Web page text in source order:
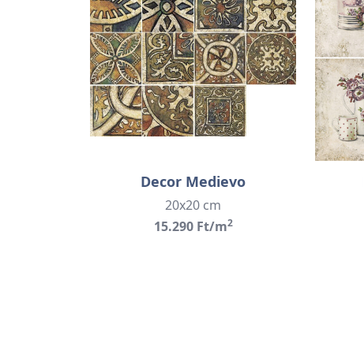
Decor Medievo
20x20 cm
15.290 Ft/m2